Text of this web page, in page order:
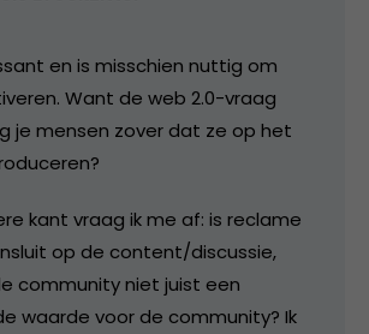
en is misschien nuttig om
Want de web 2.0-vraag
je mensen zover dat ze op het
kant vraag ik me af: is reclame
op de content/discussie,
community niet juist een
waarde voor de community? Ik